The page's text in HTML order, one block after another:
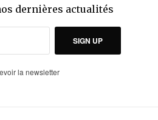
dernières actualités
SIGN UP
la newsletter